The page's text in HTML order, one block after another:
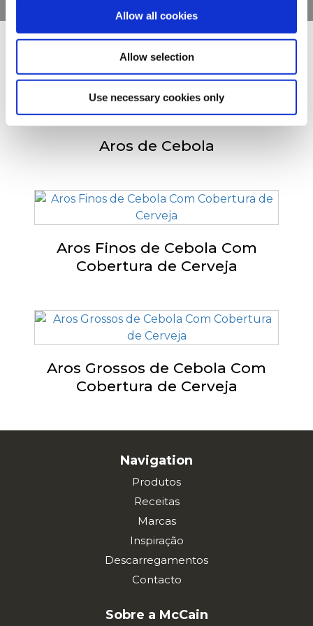
Allow all cookies
Allow selection
Use necessary cookies only
Outras pessoas também
viram
Aros de Cebola
Aros Finos de Cebola Com
Cobertura de Cerveja
Aros Grossos de Cebola Com
Cobertura de Cerveja
Navigation
Produtos
Receitas
Marcas
Inspiração
Descarregamentos
Contacto
Sobre a McCain